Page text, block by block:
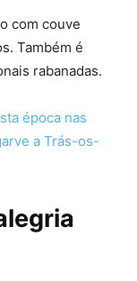
com couve
Também é
rabanadas.
época nas
a Trás-os-